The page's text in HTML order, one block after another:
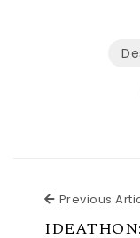
Previous
IDEATHON: